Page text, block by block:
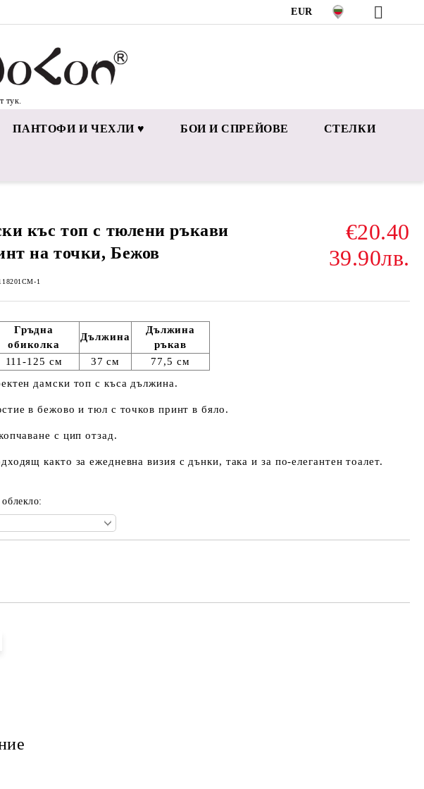
EUR
тук.
ПАНТОФИ И ЧЕХЛИ ♥ БОИ И СПРЕЙОВЕ СТЕЛКИ
къс топ с тюлени ръкави
на точки, Бежов
€20.40
39.90лв.
1
Гръдна
обиколка
Дължина
Дължина
ръкав
111-125 см 37 см
77,5 см
дамски топ с къса дължина.
в бежово и тюл с точков принт в бяло.
с цип отзад.
както за ежедневна визия с дънки, така и за по-елегантен тоалет.